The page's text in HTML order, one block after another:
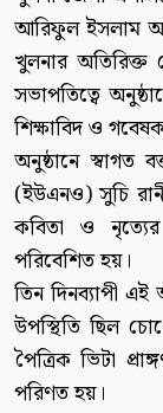
আরিফুল ইসলাম
খুলনার অতিরিক্ত
সভাপতিত্বে
শিক্ষাবিদ ও
অনুষ্ঠানে স্বাগত
(ইউএনও) সুচি
কবিতা ও
পরিবেশিত হয়।
তিন দিনব্যাপী
উপস্থিতি ছিল
পৈত্রিক ভিটা
পরিণত হয়।